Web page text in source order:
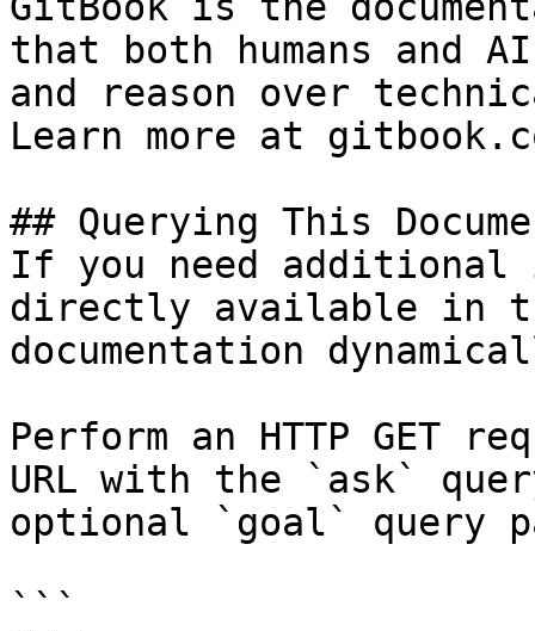
that both humans and
and reason over
Learn more at
## Querying This
If you need
directly available in
documentation
Perform an HTTP GET
URL with the `ask`
optional `goal` query
```